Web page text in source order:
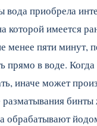
вода приобрела
которой имеется
менее пяти минут,
прямо в воде.
иначе может
бинты
обрабатывают